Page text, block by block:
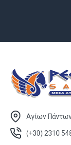
Αγίων
(+30) 2310